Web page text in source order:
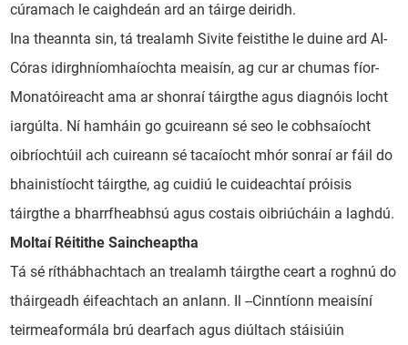
cúramach le caighdeán ard an táirge deiridh.
Ina theannta sin, tá trealamh Sivite feistithe le duine ard AI-
Córas idirghníomhaíochta meaisín, ag cur ar chumas fíor-
Monatóireacht ama ar shonraí táirgthe agus diagnóis locht
iargúlta. Ní hamháin go gcuireann sé seo le cobhsaíocht
oibríochtúil ach cuireann sé tacaíocht mhór sonraí ar fáil do
bhainistíocht táirgthe, ag cuidiú le cuideachtaí próisis
táirgthe a bharrfheabhsú agus costais oibriúcháin a laghdú.
Moltaí Réitithe Saincheaptha
Tá sé ríthábhachtach an trealamh táirgthe ceart a roghnú do
tháirgeadh éifeachtach an anlann. Il --Cinntíonn meaisíní
teirmeaformála brú dearfach agus diúltach stáisiúin